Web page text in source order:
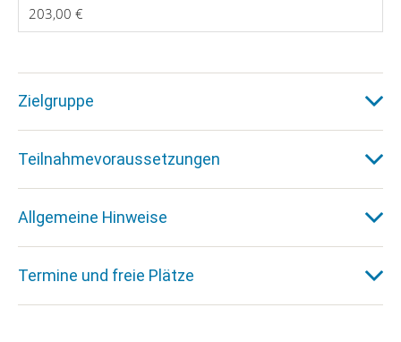
203,00 €
Zielgruppe
Teilnahmevoraussetzungen
Allgemeine Hinweise
Termine und freie Plätze